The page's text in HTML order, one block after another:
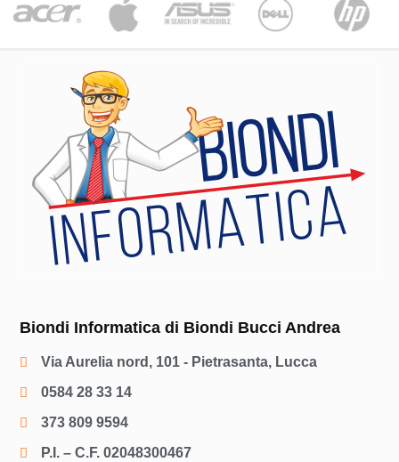
Biondi Informatica di Biondi Bucci Andrea
Via Aurelia nord, 101 - Pietrasanta, Lucca
0584 28 33 14
373 809 9594
P.I. – C.F. 02048300467